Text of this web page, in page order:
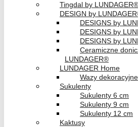
Tingdal by LUNDAGER®
DESIGN by
DESIGNS by
DESIGNS by
DESIGNS by
Ceramiczne
LUNDAGER®
LUNDAGER Home
Wazy dekoracyjne
Sukulenty
Sukulenty 6 cm
Sukulenty 9 cm
Sukulenty 12 cm
Kaktusy